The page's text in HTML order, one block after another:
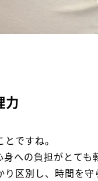
力
ですね。
への負担がとても
区別し、時間を守